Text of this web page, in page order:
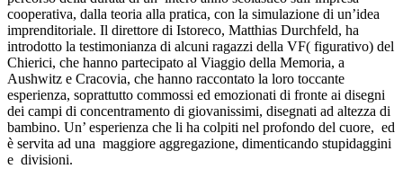
cooperativa, dalla teoria alla pratica, con la simulazione di un’idea
imprenditoriale. Il direttore di Istoreco, Matthias Durchfeld, ha
introdotto la testimonianza di alcuni ragazzi della VF( figurativo) del
Chierici, che hanno partecipato al Viaggio della Memoria, a
Aushwitz e Cracovia, che hanno raccontato la loro toccante
esperienza, soprattutto commossi ed emozionati di fronte ai disegni
dei campi di concentramento di giovanissimi, disegnati ad altezza di
bambino. Un’ esperienza che li ha colpiti nel profondo del cuore, ed
è servita ad una maggiore aggregazione, dimenticando stupidaggini
e divisioni.